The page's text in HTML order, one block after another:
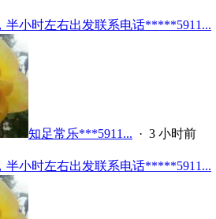
半小时左右出发联系电话*****5911...
知足常乐***5911... · 3 小时前
半小时左右出发联系电话*****5911...